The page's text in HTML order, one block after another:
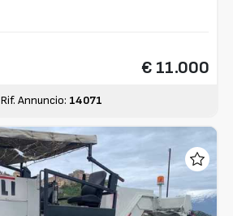
€ 11.000
Rif. Annuncio: 14071